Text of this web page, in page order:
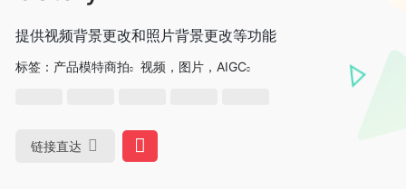
提供视频背景更改和照片背景更改等功能
标签： 产品模特商拍 视频，图片，AIGC
链接直达